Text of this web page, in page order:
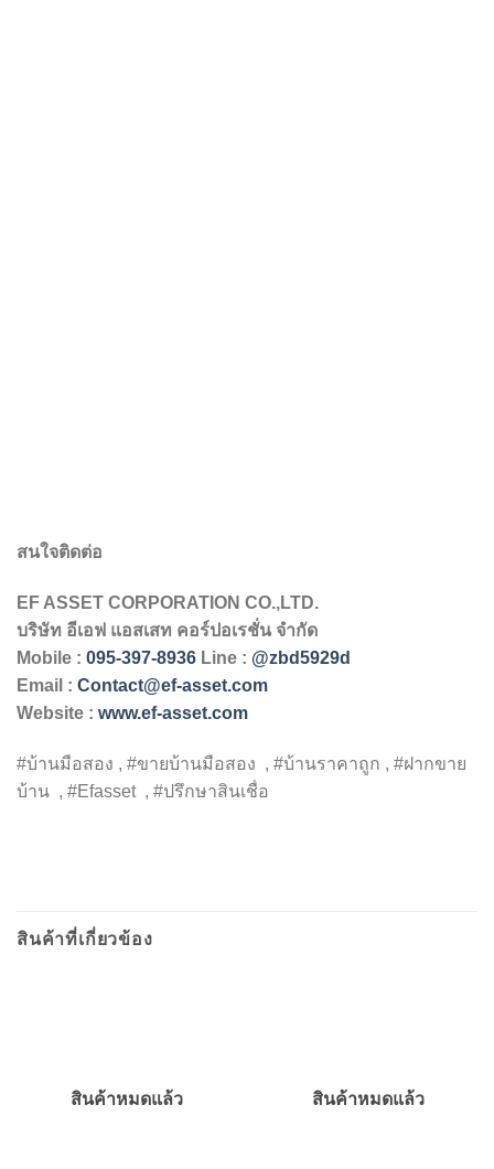
สนใจติดต่อ
EF ASSET CORPORATION CO.,LTD.
บริษัท อีเอฟ แอสเสท คอร์ปอเรชั่น จำกัด
Mobile : 095-397-8936 Line : @zbd5929d
Email : Contact@ef-asset.com
Website : www.ef-asset.com
#บ้านมือสอง , #ขายบ้านมือสอง , #บ้านราคาถูก , #ฝากขาย
บ้าน , #Efasset , #ปรึกษาสินเชื่อ
สินค้าที่เกี่ยวข้อง
สินค้าหมดแล้ว สินค้าหมดแล้ว